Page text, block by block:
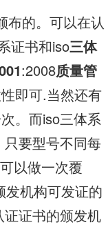
布的。可以在认
证书和iso三体
:2008质量管
即可.当然还有
。而iso三体系
要型号不同每
以做一次覆
发机构可发证的
证书的颁发机